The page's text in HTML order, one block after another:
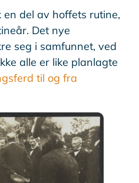
del av hoffets rutine,
Det nye
seg i samfunnet, ved
alle er like planlagte
til og fra